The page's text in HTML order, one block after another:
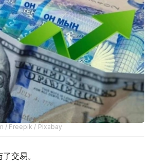
/ Freepik / Pixabay
交易。